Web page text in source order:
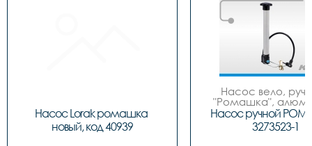
Насос Lorak ромашка
новый, код 40939
Насос вело,
"Ромашка",
обратным
штоком, шланг
Насос ручной
3273523-1